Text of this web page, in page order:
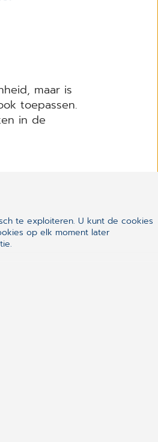
maar is
toepassen.
in de
te exploiteren. U kunt de cookies
op elk moment later